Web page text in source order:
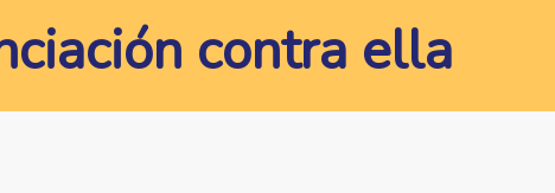
contra ella